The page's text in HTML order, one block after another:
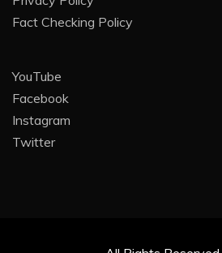
Fact Checking Policy
YouTube
Facebook
Instagram
Twitter